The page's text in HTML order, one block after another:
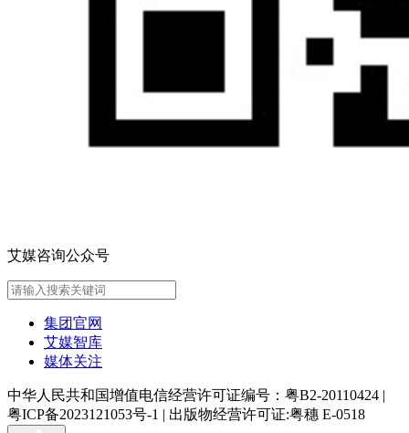
艾媒咨询公众号
集团官网
艾媒智库
媒体关注
中华人民共和国增值电信经营许可证编号：粤B2-20110424 |
粤ICP备2023121053号-1 | 出版物经营许可证:粤穗 E-0518